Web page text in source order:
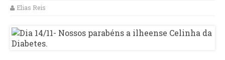
Elias Reis